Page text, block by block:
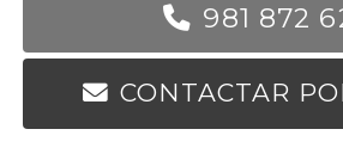
981 872
CONTACTAR